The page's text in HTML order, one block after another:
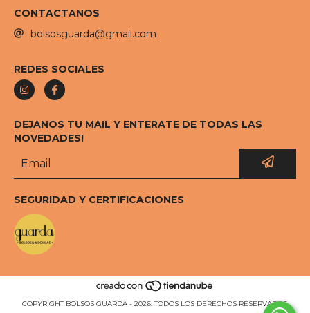
CONTACTANOS
bolsosguarda@gmail.com
REDES SOCIALES
DEJANOS TU MAIL Y ENTERATE DE TODAS LAS
NOVEDADES!
SEGURIDAD Y CERTIFICACIONES
COPYRIGHT BOLSOS GUARDA - 2026. TODOS LOS DERECHOS RESERVADOS.